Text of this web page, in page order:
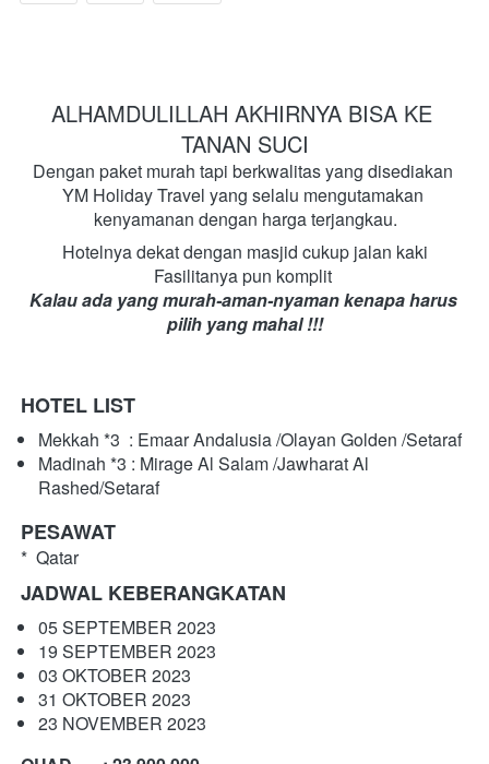
ALHAMDULILLAH AKHIRNYA BISA KE
TANAN SUCI
Dengan paket murah tapi berkwalitas yang disediakan
YM Holiday Travel yang selalu mengutamakan
kenyamanan dengan harga terjangkau.
Hotelnya dekat dengan masjid cukup jalan kaki
Fasilitanya pun komplit
Kalau ada yang murah-aman-nyaman kenapa harus
pilih yang mahal !!!
HOTEL LIST
Mekkah *3  : Emaar Andalusia /Olayan Golden /Setaraf
Madinah *3 : Mirage Al Salam /Jawharat Al
Rashed/Setaraf
PESAWAT
*  Qatar
JADWAL KEBERANGKATAN
05 SEPTEMBER 2023
19 SEPTEMBER 2023
03 OKTOBER 2023
31 OKTOBER 2023
23 NOVEMBER 2023